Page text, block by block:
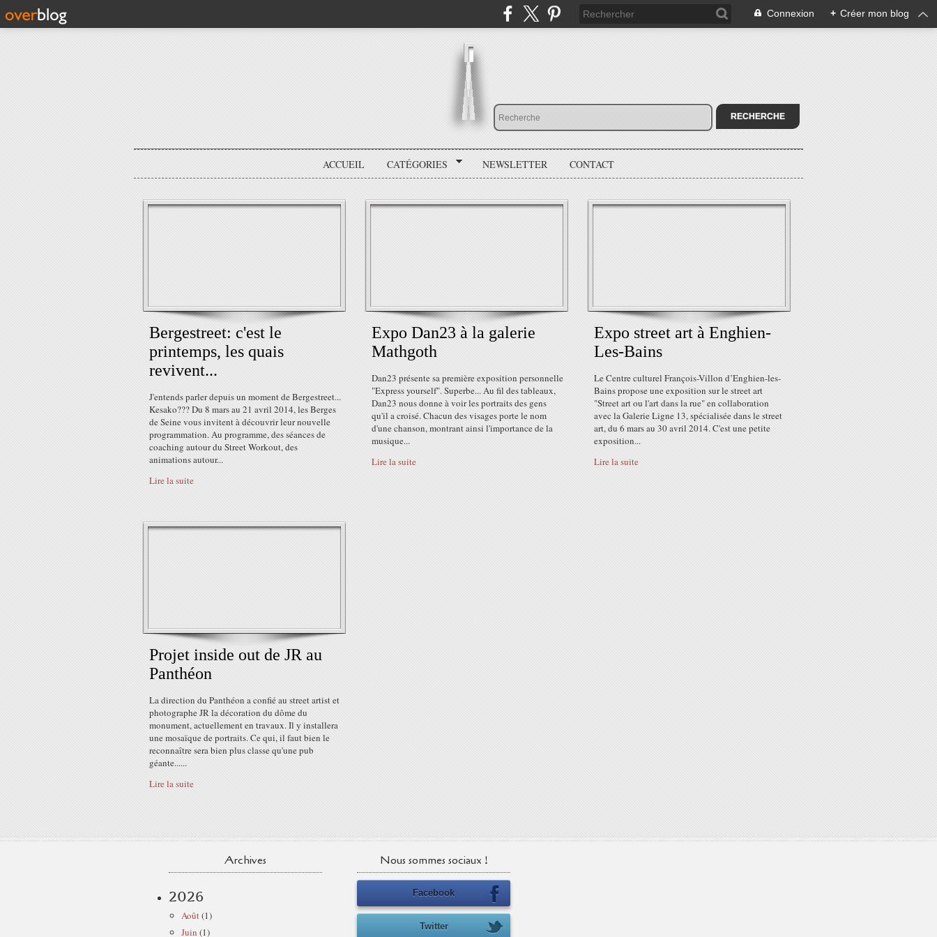
Connexion + Créer mon blog
ACCUEIL CATÉGORIES NEWSLETTER CONTACT
Bergestreet: c'est le
printemps, les quais
revivent...
J'entends parler depuis un moment de Bergestreet...
Kesako??? Du 8 mars au 21 avril 2014, les Berges
de Seine vous invitent à découvrir leur nouvelle
programmation. Au programme, des séances de
coaching autour du Street Workout, des
animations autour...
Lire la suite
Expo Dan23 à la galerie
Mathgoth
Dan23 présente sa première exposition personnelle
"Express yourself". Superbe... Au fil des tableaux,
Dan23 nous donne à voir les portraits des gens
qu'il a croisé. Chacun des visages porte le nom
d'une chanson, montrant ainsi l'importance de la
musique...
Lire la suite
Expo street art à Enghien-
Les-Bains
Le Centre culturel François-Villon d’Enghien-les-
Bains propose une exposition sur le street art
"Street art ou l'art dans la rue" en collaboration
avec la Galerie Ligne 13, spécialisée dans le street
art, du 6 mars au 30 avril 2014. C'est une petite
exposition...
Lire la suite
Projet inside out de JR au
Panthéon
La direction du Panthéon a confié au street artist et
photographe JR la décoration du dôme du
monument, actuellement en travaux. Il y installera
une mosaïque de portraits. Ce qui, il faut bien le
reconnaître sera bien plus classe qu'une pub
géante......
Lire la suite
Archives
2026
Août(1)
Juin (1)
Nous sommes sociaux !
Facebook
Twitter